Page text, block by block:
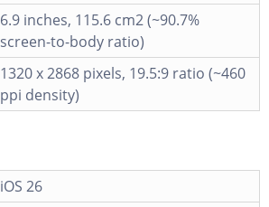
6.9 inches, 115.6 cm2 (~90.7%
screen-to-body ratio)
1320 x 2868 pixels, 19.5:9 ratio (~460
ppi density)
iOS 26